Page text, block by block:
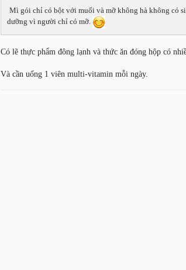
Mì gói chỉ có bột với muối và mỡ không hà không có
dưỡng vì người chỉ có mỡ.
Có lẽ thực phẩm đông lạnh và thức ăn đóng hộp có
Và cần uống 1 viên multi-vitamin mỗi ngày.